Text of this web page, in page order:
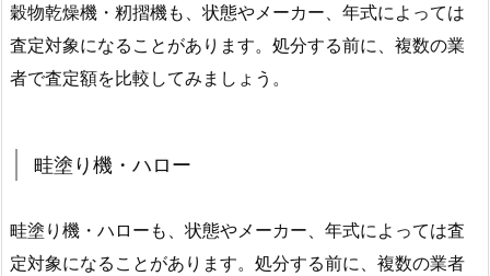
穀物乾燥機・籾摺機も、状態やメーカー、年式によっては
査定対象になることがあります。処分する前に、複数の業
者で査定額を比較してみましょう。
畦塗り機・ハロー
畦塗り機・ハローも、状態やメーカー、年式によっては査
定対象になることがあります。処分する前に、複数の業者